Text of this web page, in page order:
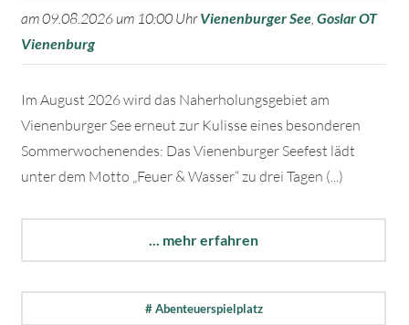
am 09.08.2026 um 10:00 UhrVienenburger See Goslar OT
Vienenburg
Im August 2026 wird das Naherholungsgebiet am
Vienenburger See erneut zur Kulisse eines besonderen
Sommerwochenendes: Das Vienenburger Seefest lädt
unter dem Motto „Feuer & Wasser“ zu drei Tagen (...)
... mehr erfahren
# Abenteuerspielplatz